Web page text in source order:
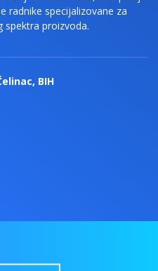
radnike specijalizovane za
spektra proizvoda.
BIH